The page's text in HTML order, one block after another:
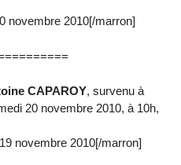
novembre 2010[/marron]
CAPAROY, survenu à
20 novembre 2010, à 10h,
novembre 2010[/marron]